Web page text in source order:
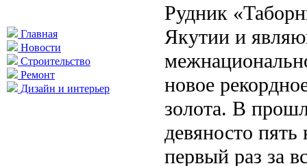
Главная
Новости
Строительство
Ремонт
Дизайн и интерьер
Рудник
Якутии и
новое
золота. В
девяносто
первый раз за